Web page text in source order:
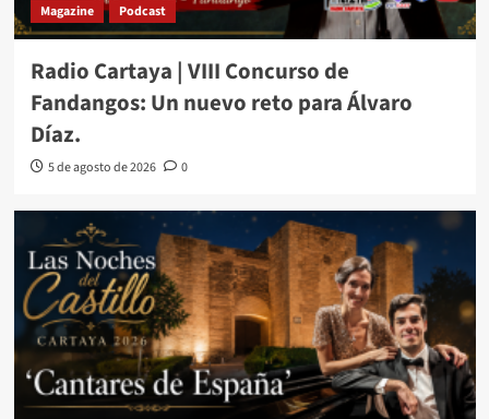
Magazine Podcast
Radio Cartaya | VIII Concurso de
Fandangos: Un nuevo reto para Álvaro
Díaz.
5 de agosto de 2026 0